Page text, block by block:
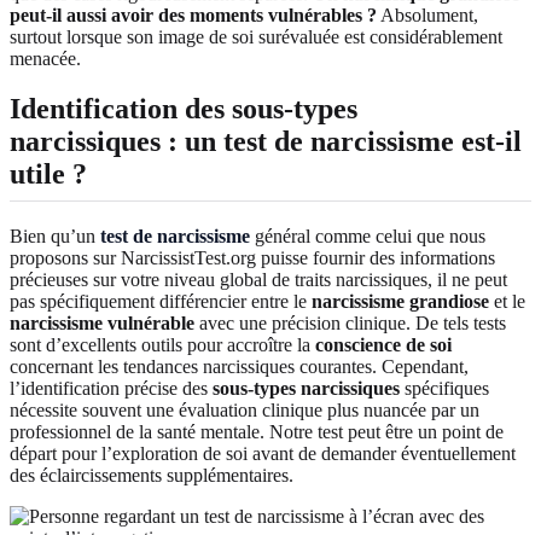
peut-il aussi avoir des moments vulnérables ? Absolument,
surtout lorsque son image de soi surévaluée est considérablement
menacée.
Identification des sous-types
narcissiques : un test de narcissisme est-il
utile ?
Bien qu’un test de narcissisme général comme celui que nous
proposons sur NarcissistTest.org puisse fournir des informations
précieuses sur votre niveau global de traits narcissiques, il ne peut
pas spécifiquement différencier entre le narcissisme grandiose et le
narcissisme vulnérable avec une précision clinique. De tels tests
sont d’excellents outils pour accroître la conscience de soi
concernant les tendances narcissiques courantes. Cependant,
l’identification précise des sous-types narcissiques spécifiques
nécessite souvent une évaluation clinique plus nuancée par un
professionnel de la santé mentale. Notre test peut être un point de
départ pour l’exploration de soi avant de demander éventuellement
des éclaircissements supplémentaires.